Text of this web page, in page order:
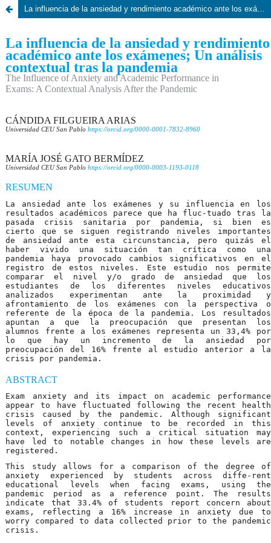
La influencia de la ansiedad y rendimiento académico ante los exámenes; Un análisis contextual tras la pandemia